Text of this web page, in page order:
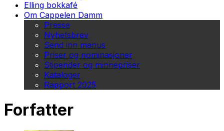
Elling bokkafé
Om Cappelen Damm
Presse
Nyhetsbrev
Send inn manus
Priser og nominasjoner
Stipender og minnepriser
Kataloger
Rapport 2025
Forfatter